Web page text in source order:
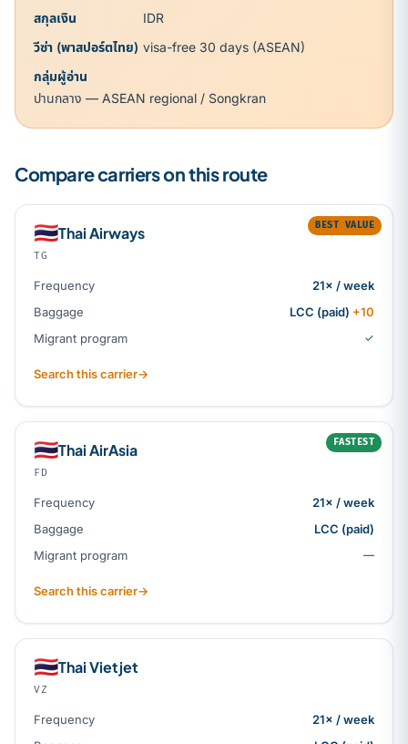
สกุลเงิน
IDR
วีซ่า (พาสปอร์ตไทย) visa-free 30 days (ASEAN)
กลุ่มผู้อ่าน
ปานกลาง — ASEAN regional / Songkran
Compare carriers on this route
BEST VALUE
🇹🇭Thai Airways
TG
Frequency
21× / week
Baggage
LCC (paid) +10
Migrant program
✓
Search this carrier→
FASTEST
🇹🇭Thai AirAsia
FD
Frequency
21× / week
Baggage
LCC (paid)
Migrant program
—
Search this carrier→
🇹🇭Thai Vietjet
VZ
Frequency
21× / week